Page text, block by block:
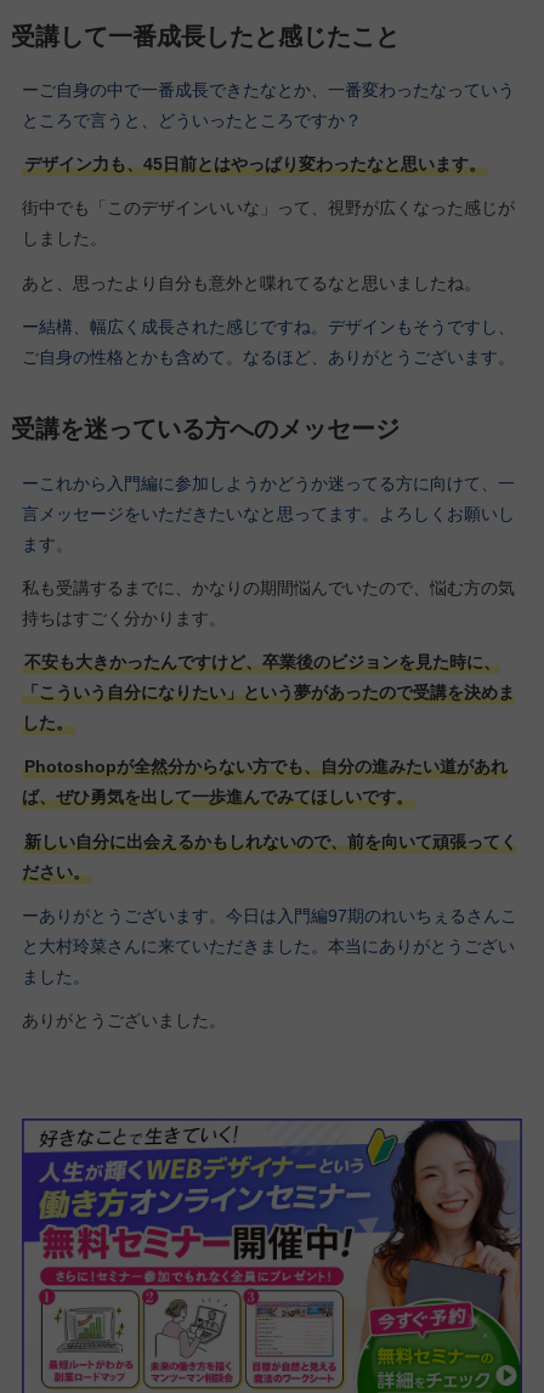
受講して一番成長したと感じたこと
ーご自身の中で一番成長できたなとか、一番変わったなっていう
ところで言うと、どういったところですか？
デザイン力も、45日前とはやっぱり変わったなと思います。
街中でも「このデザインいいな」って、視野が広くなった感じが
しました。
あと、思ったより自分も意外と喋れてるなと思いましたね。
ー結構、幅広く成長された感じですね。デザインもそうですし、
ご自身の性格とかも含めて。なるほど、ありがとうございます。
受講を迷っている方へのメッセージ
ーこれから入門編に参加しようかどうか迷ってる方に向けて、一
言メッセージをいただきたいなと思ってます。よろしくお願いし
ます。
私も受講するまでに、かなりの期間悩んでいたので、悩む方の気
持ちはすごく分かります。
不安も大きかったんですけど、卒業後のビジョンを見た時に、
「こういう自分になりたい」という夢があったので受講を決めま
した。
Photoshopが全然分からない方でも、自分の進みたい道があれ
ば、ぜひ勇気を出して一歩進んでみてほしいです。
新しい自分に出会えるかもしれないので、前を向いて頑張ってく
ださい。
ーありがとうございます。今日は入門編97期のれいちぇるさんこ
と大村玲菜さんに来ていただきました。本当にありがとうござい
ました。
ありがとうございました。